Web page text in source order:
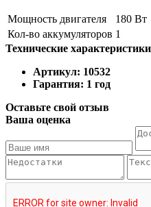
Мощность двигателя
180 Вт
Кол-во аккумуляторов 1
Технические характеристики
Артикул: 10532
Гарантия: 1 год
Оставьте свой отзыв
Ваша оценка